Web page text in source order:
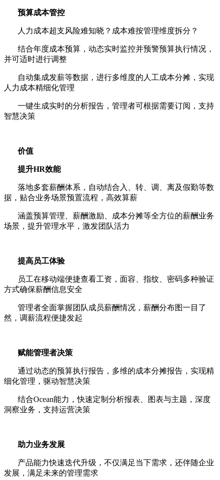
预算成本管控
人力成本超支风险难知晓？成本难按管理维度拆分？
结合年度成本预算，动态实时监控并预警预算执行情况，
并可适时进行调整
自动集成发薪等数据，进行多维度的人工成本分摊，实现
人力成本精细化管理
一键生成实时的分析报告，管理者可根据需要订阅，支持
智慧决策
价值
提升HR效能
落地多套薪酬体系，自动结合入、转、调、离及假勤等数
据，贴合业务场景预置流程，高效算薪
涵盖预算管理、薪酬激励、成本分摊等全方位的薪酬业务
场景，提升管理水平，激发团队活力
提高员工体验
员工在移动端便捷查看工资，面容、指纹、密码多种验证
方式确保薪酬信息安全
管理者全面掌握团队成员薪酬情况，薪酬分布图一目了
然，调薪流程便捷发起
赋能管理者决策
通过动态的预算执行报告，多维的成本分摊报告，实现精
细化管理，驱动智慧决策
结合Ocean能力，快速定制分析报表、图表与主题，深度
洞察业务，支持运营决策
助力业务发展
产品能力快速迭代升级，不仅满足当下需求，还伴随企业
发展，满足未来的管理需求